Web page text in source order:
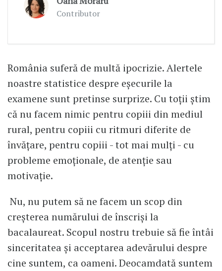
Contributor
România suferă de multă ipocrizie. Alertele
noastre statistice despre eșecurile la
examene sunt pretinse surprize. Cu toții știm
că nu facem nimic pentru copiii din mediul
rural, pentru copiii cu ritmuri diferite de
învățare, pentru copiii - tot mai mulți - cu
probleme emoționale, de atenție sau
motivație.
Nu, nu putem să ne facem un scop din
creșterea numărului de înscriși la
bacalaureat. Scopul nostru trebuie să fie întâi
sinceritatea și acceptarea adevărului despre
cine suntem, ca oameni. Deocamdată suntem